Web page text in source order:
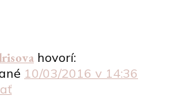
hovorí:
10/03/2016 v 14:36